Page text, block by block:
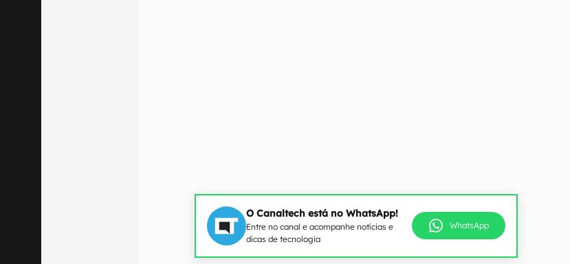
O Canaltech está no WhatsApp!
Entre no canal e acompanhe notícias e
dicas de tecnologia
WhatsApp